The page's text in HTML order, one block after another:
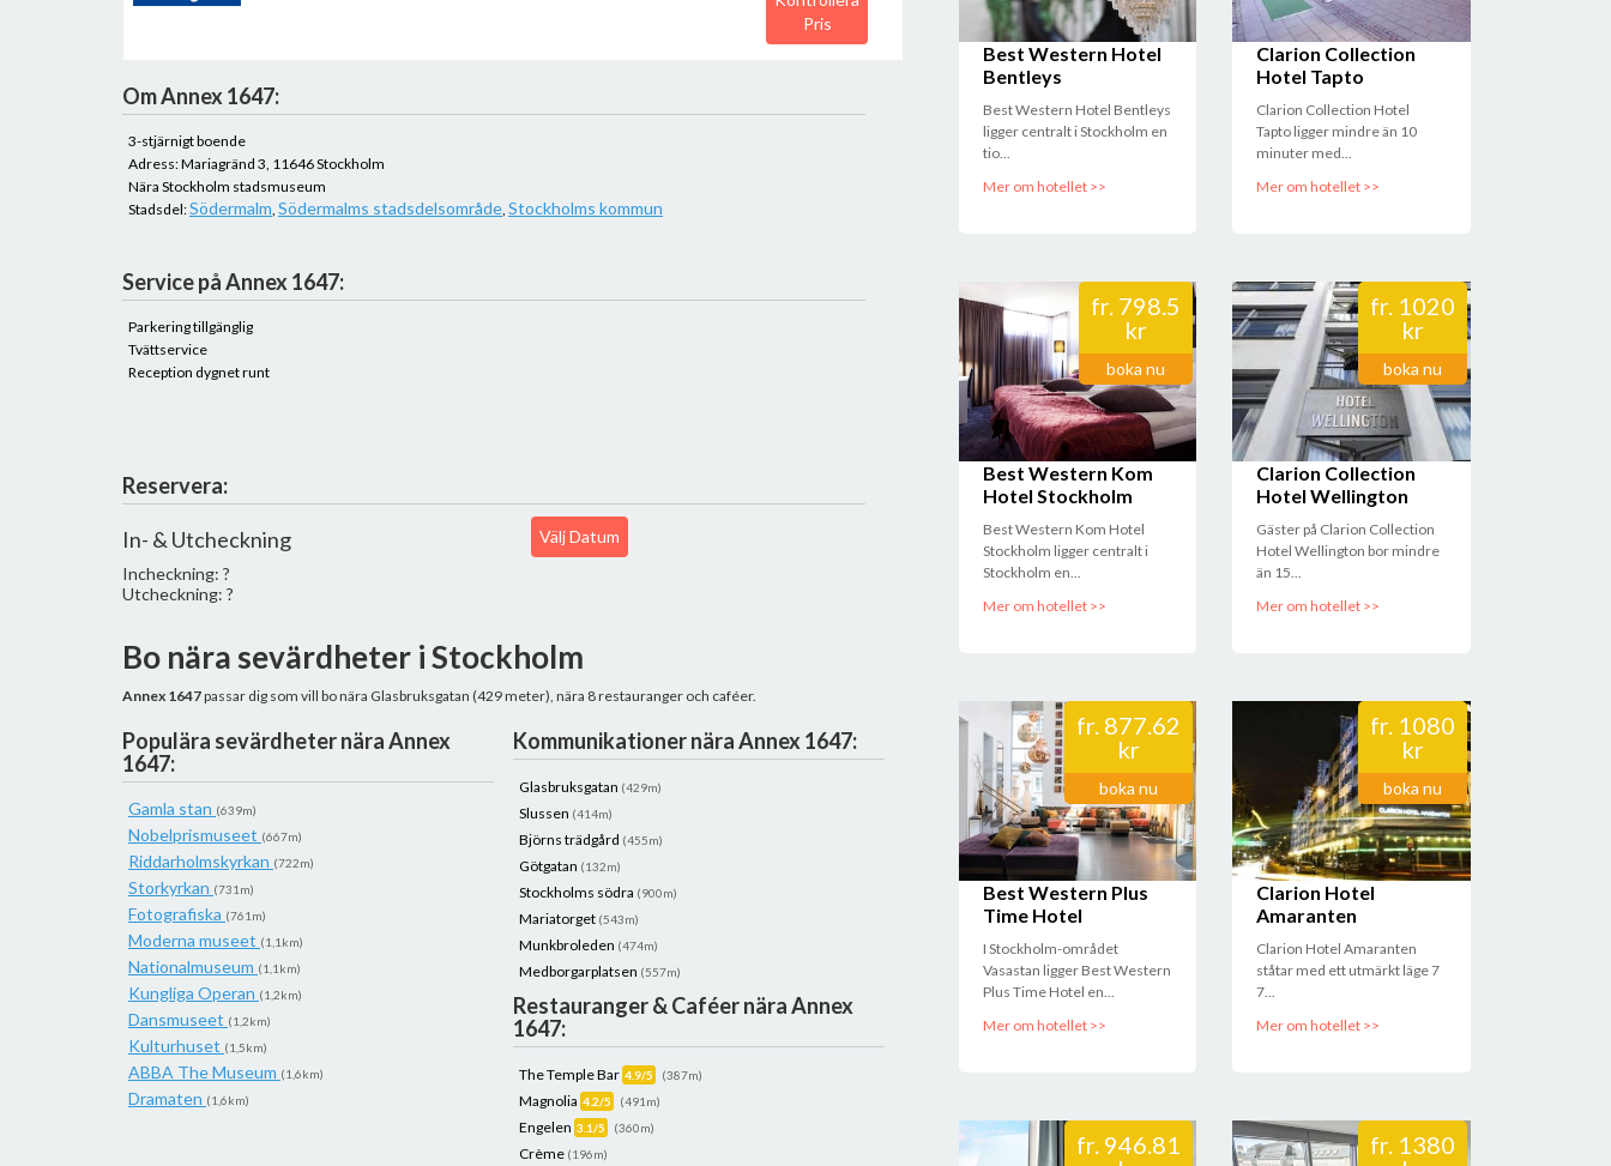
Pris
Om Annex 1647:
3-stjärnigt boende
Adress: Mariagränd 3, 11646 Stockholm
Nära Stockholm stadsmuseum
Stadsdel:Södermalm, Södermalms stadsdelsområde, Stockholms kommun
Service på Annex 1647:
Parkering tillgänglig
Tvättservice
Reception dygnet runt
Reservera:
In- & Utcheckning
Incheckning: ?
Utcheckning: ?
Välj Datum
Bo nära sevärdheter i Stockholm
Annex 1647passar dig som vill bo nära Glasbruksgatan (429 meter), nära 8 restauranger och caféer.
Populära sevärdheter nära Annex
1647:
Gamla stan (639m)
Nobelprismuseet (667m)
Riddarholmskyrkan (722m)
Storkyrkan (731m)
Fotografiska (761m)
Moderna museet (1,1km)
Nationalmuseum (1,1km)
Kungliga Operan (1,2km)
Dansmuseet (1,2km)
Kulturhuset (1,5km)
ABBA The Museum (1,6km)
Dramaten (1,6km)
Kommunikationer nära Annex 1647:
Glasbruksgatan (429m)
Slussen (414m)
Björns trädgård (455m)
Götgatan (132m)
Stockholms södra (900m)
Mariatorget (543m)
Munkbroleden (474m)
Medborgarplatsen (557m)
Restauranger & Caféer nära Annex
1647:
The Temple Bar 4.9/5 (387m)
Magnolia 4.2/5 (491m)
Engelen 3.1/5 (360m)
Crème (196m)
Best Western Hotel
Bentleys
Best Western Hotel Bentleys
ligger centralt i Stockholm en
tio...
Mer om hotellet >>
fr. 798.5
kr
boka nu
Best Western Kom
Hotel Stockholm
Best Western Kom Hotel
Stockholm ligger centralt i
Stockholm en...
Mer om hotellet >>
fr. 877.62
kr
boka nu
Best Western Plus
Time Hotel
I Stockholm-området
Vasastan ligger Best Western
Plus Time Hotel en...
Mer om hotellet >>
fr. 946.81
Clarion Collection
Hotel Tapto
Clarion Collection Hotel
Tapto ligger mindre än 10
minuter med...
Mer om hotellet >>
fr. 1020
kr
boka nu
Clarion Collection
Hotel Wellington
Gäster på Clarion Collection
Hotel Wellington bor mindre
än 15...
Mer om hotellet >>
fr. 1080
kr
boka nu
Clarion Hotel
Amaranten
Clarion Hotel Amaranten
ståtar med ett utmärkt läge 7
7...
Mer om hotellet >>
fr. 1380